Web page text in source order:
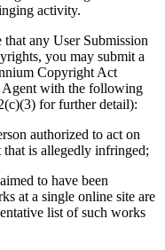
activity.
any User Submission
you may submit a
Copyright Act
with the following
for further detail):
authorized to act on
is allegedly infringed;
to have been
at a single online site are
list of such works